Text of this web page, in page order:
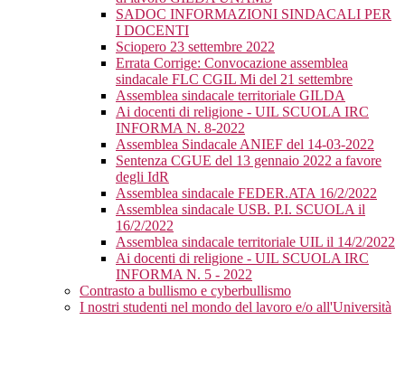
SADOC INFORMAZIONI SINDACALI PER
I DOCENTI
Sciopero 23 settembre 2022
Errata Corrige: Convocazione assemblea
sindacale FLC CGIL Mi del 21 settembre
Assemblea sindacale territoriale GILDA
Ai docenti di religione - UIL SCUOLA IRC
INFORMA N. 8-2022
Assemblea Sindacale ANIEF del 14-03-2022
Sentenza CGUE del 13 gennaio 2022 a favore
degli IdR
Assemblea sindacale FEDER.ATA 16/2/2022
Assemblea sindacale USB. P.I. SCUOLA il
16/2/2022
Assemblea sindacale territoriale UIL il 14/2/2022
Ai docenti di religione - UIL SCUOLA IRC
INFORMA N. 5 - 2022
Contrasto a bullismo e cyberbullismo
I nostri studenti nel mondo del lavoro e/o all'Università